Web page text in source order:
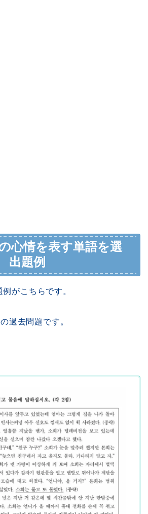
心情を表す単語を選
出題例
がこちらです。
過去問題です。